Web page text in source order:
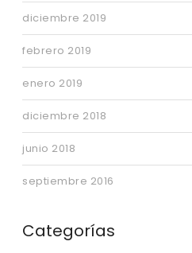
diciembre 2019
febrero 2019
enero 2019
diciembre 2018
junio 2018
septiembre 2016
Categorías